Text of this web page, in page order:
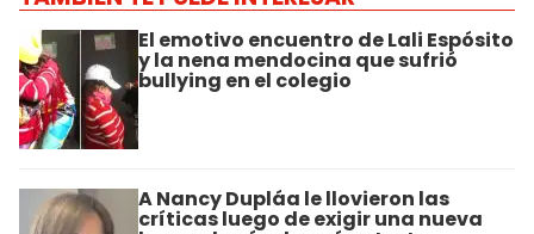
El emotivo encuentro de Lali Espósito
y la nena mendocina que sufrió
bullying en el colegio
A Nancy Dupláa le llovieron las
críticas luego de exigir una nueva